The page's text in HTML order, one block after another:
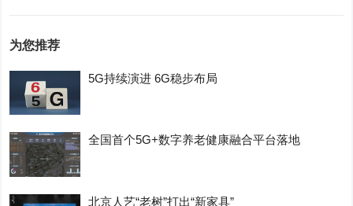
为您推荐
5G持续演进 6G稳步布局
全国首个5G+数字养老健康融合平台落地
北京人艺“老树”打出“新家具”